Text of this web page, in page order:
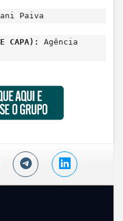
Paiva
CAPA):
Agência